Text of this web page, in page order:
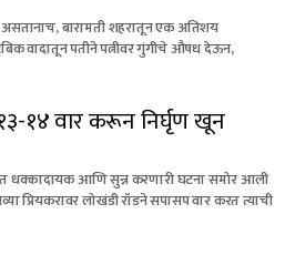
असतानाच, बारामती शहरातून एक अतिशय
वादातून पतीने पत्नीवर गुंगीचे औषध देऊन,
१४ वार करून निर्घृण खून
धक्कादायक आणि सुन्न करणारी घटना समोर आली
प्रियकरावर लोखंडी रॉडने सपासप वार करत त्याची